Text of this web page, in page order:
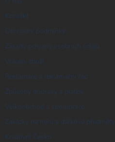
Kontakt
Obchodní podmínky
Zásady ochrany osobních údajů
Vrácení zboží
Reklamace a reklamační řád
Způsoby dopravy a platby
Velkoobchod a spolupráce
Zakázky na míru a dárkové předměty
Kreativní Česko